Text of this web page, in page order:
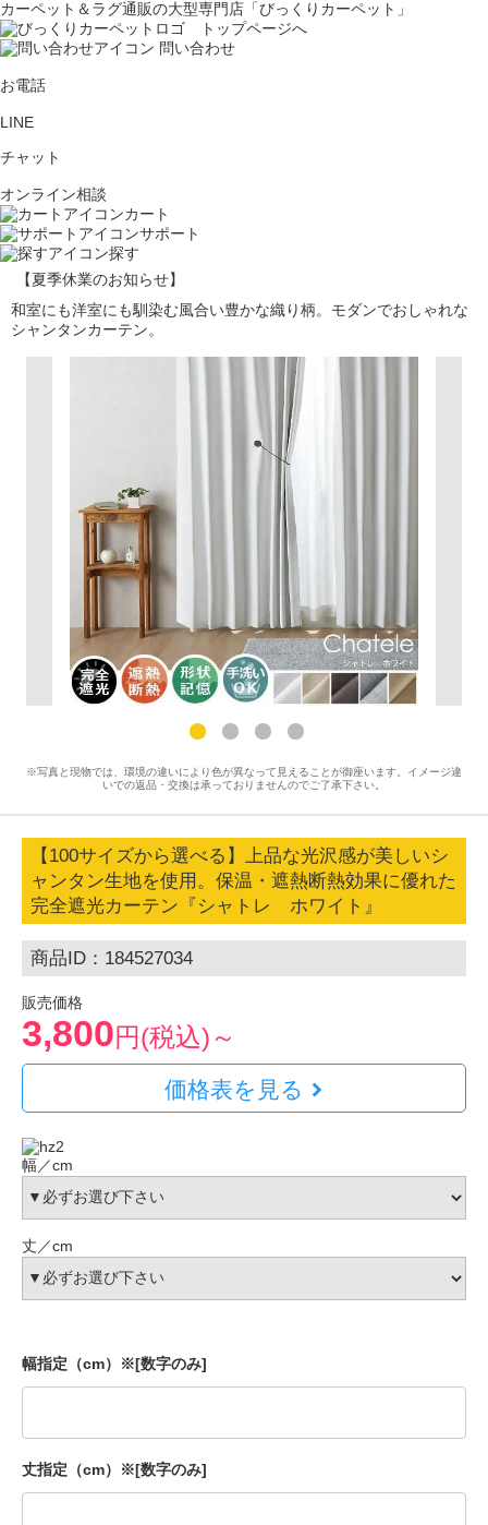
カーペット＆ラグ通販の大型専門店「びっくりカーペット」
問い合わせ
お電話
LINE
チャット
オンライン相談
カート
サポート
探す
【夏季休業のお知らせ】
和室にも洋室にも馴染む風合い豊かな織り柄。モダンでおしゃれな
シャンタンカーテン。
※写真と現物では、環境の違いにより色が異なって見えることが御座います。イメージ違
いでの返品・交換は承っておりませんのでご了承下さい。
【100サイズから選べる】上品な光沢感が美しいシ
ャンタン生地を使用。保温・遮熱断熱効果に優れた
完全遮光カーテン『シャトレ ホワイト』
商品ID：184527034
販売価格
3,800円(税込)～
価格表を見る
幅／cm
丈／cm
幅指定（cm）※[数字のみ]
丈指定（cm）※[数字のみ]